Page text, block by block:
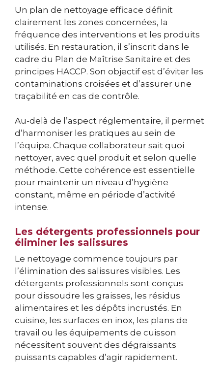
Un plan de nettoyage efficace définit
clairement les zones concernées, la
fréquence des interventions et les produits
utilisés. En restauration, il s’inscrit dans le
cadre du Plan de Maîtrise Sanitaire et des
principes HACCP. Son objectif est d’éviter les
contaminations croisées et d’assurer une
traçabilité en cas de contrôle.
Au-delà de l’aspect réglementaire, il permet
d’harmoniser les pratiques au sein de
l’équipe. Chaque collaborateur sait quoi
nettoyer, avec quel produit et selon quelle
méthode. Cette cohérence est essentielle
pour maintenir un niveau d’hygiène
constant, même en période d’activité
intense.
Les détergents professionnels pour
éliminer les salissures
Le nettoyage commence toujours par
l’élimination des salissures visibles. Les
détergents professionnels sont conçus
pour dissoudre les graisses, les résidus
alimentaires et les dépôts incrustés. En
cuisine, les surfaces en inox, les plans de
travail ou les équipements de cuisson
nécessitent souvent des dégraissants
puissants capables d’agir rapidement.